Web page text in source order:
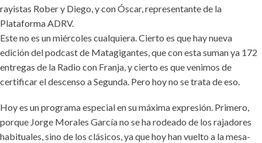
rayistas Rober y Diego, y con Óscar, representante de la
Plataforma ADRV.
Este no es un miércoles cualquiera. Cierto es que hay nueva
edición del podcast de Matagigantes, que con esta suman ya 172
entregas de la Radio con Franja, y cierto es que venimos de
certificar el descenso a Segunda. Pero hoy no se trata de eso.
Hoy es un programa especial en su máxima expresión. Primero,
porque Jorge Morales García no se ha rodeado de los rajadores
habituales, sino de los clásicos, ya que hoy han vuelto a la mesa-